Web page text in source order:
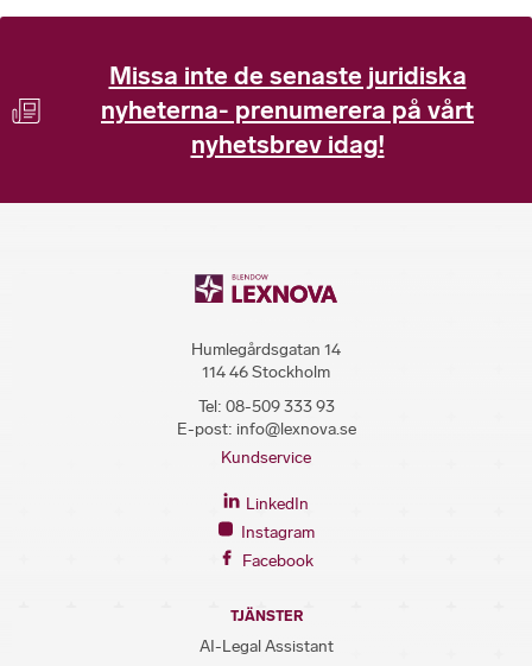
Missa inte de senaste juridiska
nyheterna- prenumerera på vårt
nyhetsbrev idag!
Humlegårdsgatan 14
114 46 Stockholm
Tel: 08-509 333 93
E-post: info@lexnova.se
Kundservice
LinkedIn
Instagram
Facebook
TJÄNSTER
AI-Legal Assistant